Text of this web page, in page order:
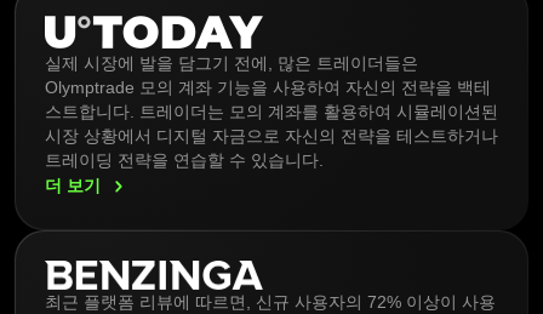
실제 시장에 발을 담그기 전에, 많은 트레이더들은
Olymptrade 모의 계좌 기능을 사용하여 자신의 전략을 백테
스트합니다. 트레이더는 모의 계좌를 활용하여 시뮬레이션된
시장 상황에서 디지털 자금으로 자신의 전략을 테스트하거나
트레이딩 전략을 연습할 수 있습니다.
더 보기
최근 플랫폼 리뷰에 따르면, 신규 사용자의 72% 이상이 사용